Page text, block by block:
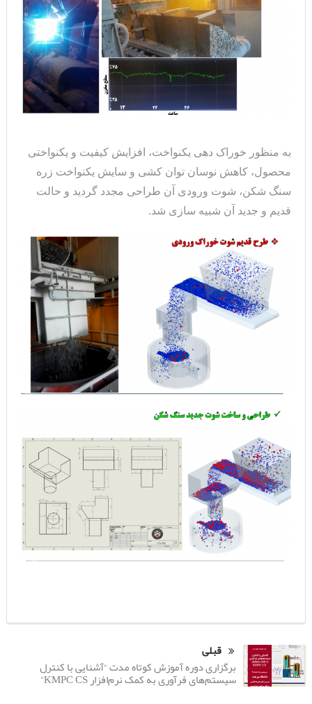
به منظور خوراک دهی یکنواخت، افزایش کیفیت و یکنواختی
محصول، کاهش نوسان توان کشی و سایش یکنواخت زره
سنگ شکن، شوت ورودی آن طراحی مجدد گردید و حالت
قدیم و جدید آن شبیه سازی شد.
قبلی
برگزاری دوره آموزش کوتاه مدت “آشنایی با کنترل
سیستم‌های فرآوری به کمک نرم‌افزار KMPC CS”